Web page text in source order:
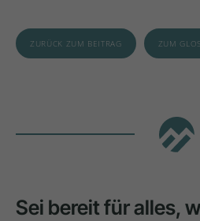
ZURÜCK ZUM BEITRAG ZUM
Sei bereit für alles,